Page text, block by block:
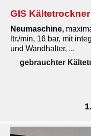
GIS Kältetrockner
Neumaschine,
ltr./min, 16 bar, mit
und Wandhalter, ...
gebrauchter